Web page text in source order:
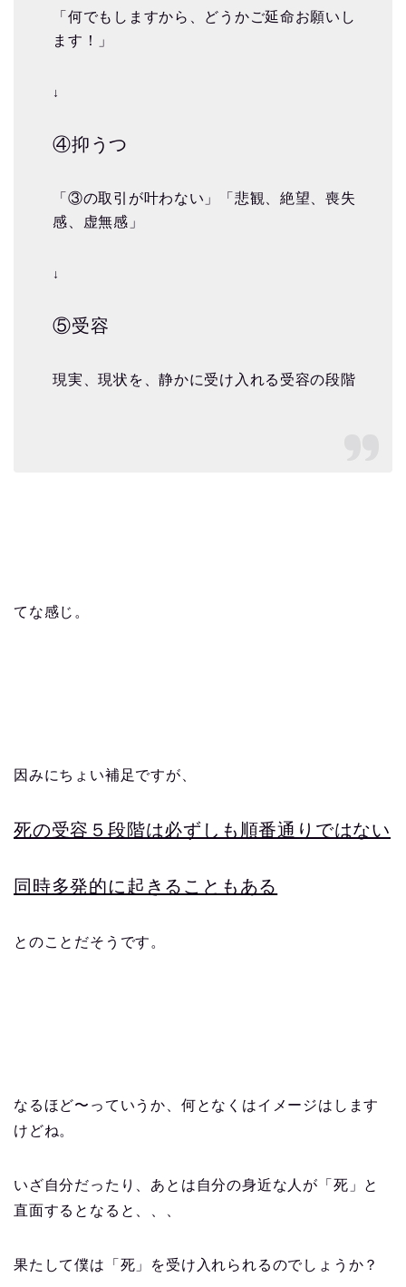
「何でもしますから、どうかご延命お願いし
ます！」
↓
④抑うつ
「③の取引が叶わない」「悲観、絶望、喪失
感、虚無感」
↓
⑤受容
現実、現状を、静かに受け入れる受容の段階
てな感じ。
因みにちょい補足ですが、
死の受容５段階は必ずしも順番通りではない
同時多発的に起きることもある
とのことだそうです。
なるほど〜っていうか、何となくはイメージはします
けどね。
いざ自分だったり、あとは自分の身近な人が「死」と
直面するとなると、、、
果たして僕は「死」を受け入れられるのでしょうか？